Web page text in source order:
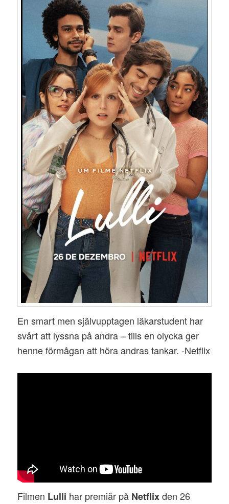
En smart men självupptagen läkarstudent har
svårt att lyssna på andra – tills en olycka ger
henne förmågan att höra andras tankar. -Netflix
Filmen Lulli har premiär på Netflixden 26